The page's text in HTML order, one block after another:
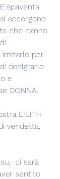
spaventa
accorgono
che hanno
imitarlo per
denigrarlo
e
DONNA.
LILITH
vendetta,
ci sarà
sentito